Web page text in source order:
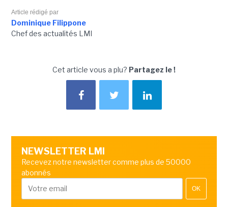
Article rédigé par
Dominique Filippone
Chef des actualités LMI
Cet article vous a plu? Partagez le !
NEWSLETTER LMI
Recevez notre newsletter comme plus de 50000
abonnés
OK